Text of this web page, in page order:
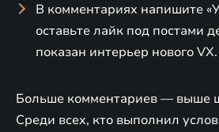
В комментариях напишите
оставьте лайк под постами
показан интерьер нового VX.
Больше комментариев — выше
Среди всех, кто выполнил